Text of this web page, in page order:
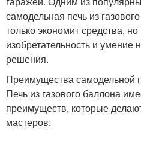
самодельная печь из
только экономит средства,
изобретательность и умение
решения.
Преимущества самодельной
Печь из газового баллона
преимуществ, которые
мастеров: